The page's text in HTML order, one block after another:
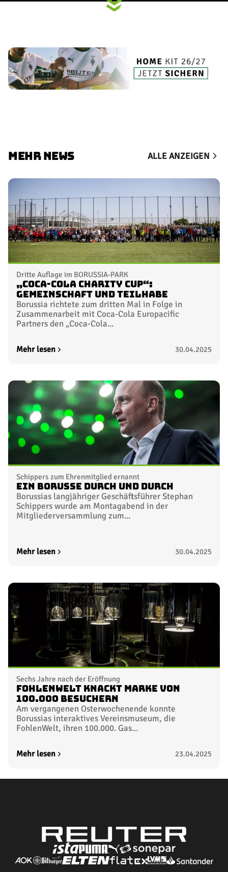
MEHR NEWS ALLE ANZEIGEN
Dritte Auflage im BORUSSIA-PARK
„Coca-Cola Charity Cup“:
Gemeinschaft und Teilhabe
Borussia richtete zum dritten Mal in Folge in
Zusammenarbeit mit Coca-Cola Europacific
Partners den „Coca-Cola...
Mehr lesen 30.04.2025
Schippers zum Ehrenmitglied ernannt
Ein Borusse durch und durch
Borussias langjähriger Geschäftsführer Stephan
Schippers wurde am Montagabend in der
Mitgliederversammlung zum...
Mehr lesen 30.04.2025
Sechs Jahre nach der Eröffnung
FohlenWelt knackt Marke von
100.000 Besuchern
Am vergangenen Osterwochenende konnte
Borussias interaktives Vereinsmuseum, die
FohlenWelt, ihren 100.000. Gas...
Mehr lesen 23.04.2025